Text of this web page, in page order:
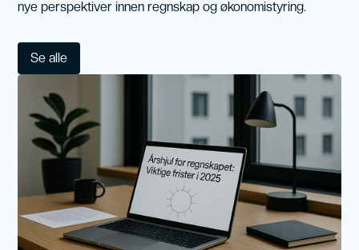
nye perspektiver innen regnskap og økonomistyring.
Se alle